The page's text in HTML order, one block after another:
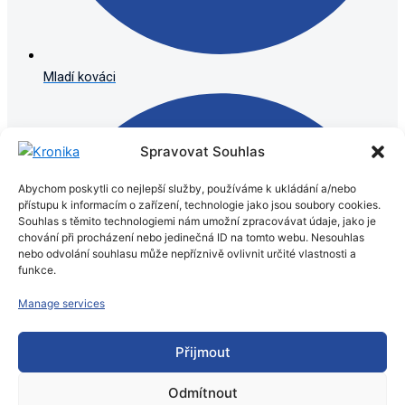
Spravovat Souhlas
Abychom poskytli co nejlepší služby, používáme k ukládání a/nebo
přístupu k informacím o zařízení, technologie jako jsou soubory cookies.
Souhlas s těmito technologiemi nám umožní zpracovávat údaje, jako je
chování při procházení nebo jedinečná ID na tomto webu. Nesouhlas
nebo odvolání souhlasu může nepříznivě ovlivnit určité vlastnosti a
funkce.
Manage services
Přijmout
Odmítnout
Mladí kováci